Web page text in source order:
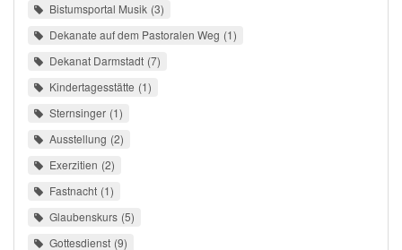
Bistumsportal Musik 3
Dekanate auf dem Pastoralen Weg 1
Dekanat Darmstadt 7
Kindertagesstätte 1
Sternsinger 1
Ausstellung 2
Exerzitien 2
Fastnacht 1
Glaubenskurs 5
Gottesdienst 9